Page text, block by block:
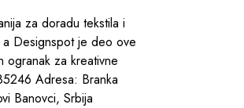
za doradu tekstila i
a Designspot je deo ove
ogranak za kreativne
Adresa: Branka
Banovci, Srbija